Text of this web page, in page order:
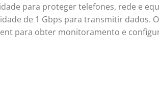
para proteger telefones, rede e
de 1 Gbps para transmitir dados.
para obter monitoramento e